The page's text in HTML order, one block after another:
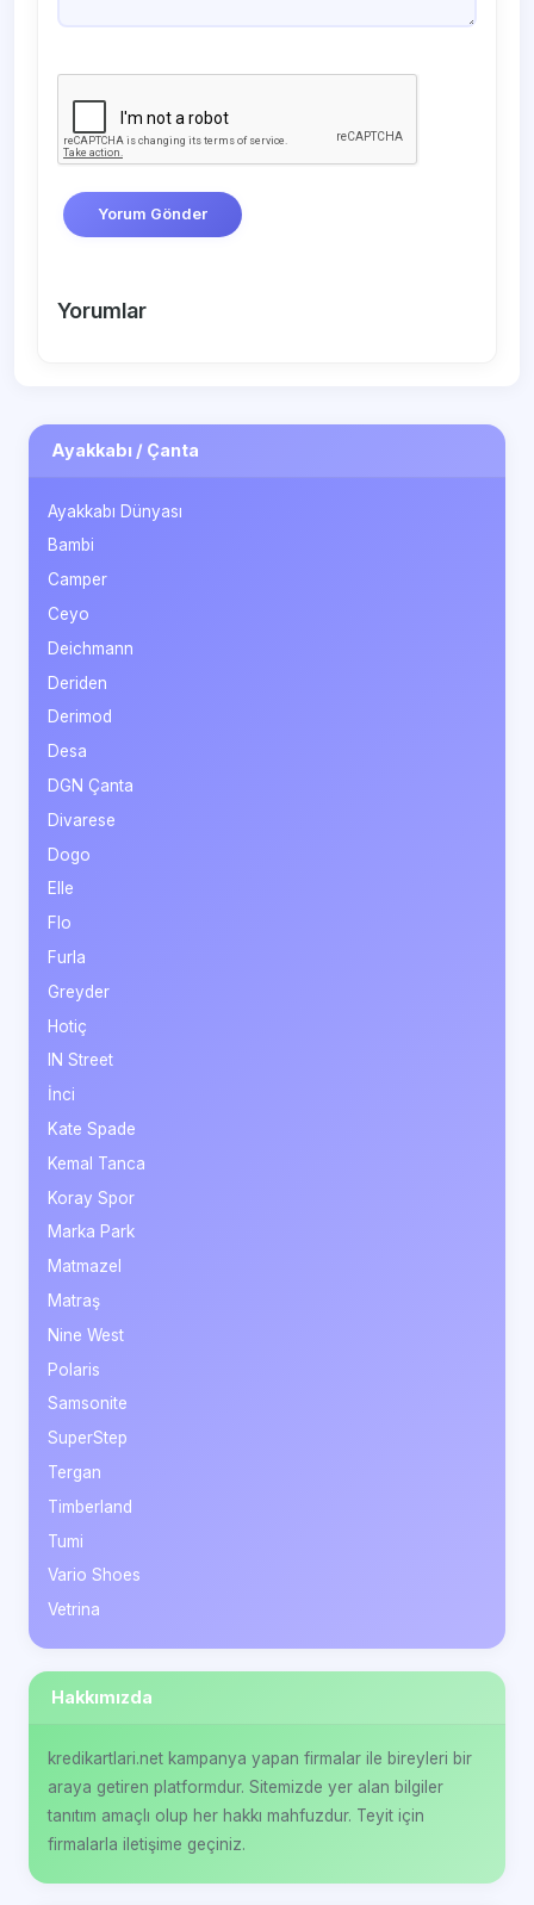
Yorum Gönder
Yorumlar
Ayakkabı / Çanta
Ayakkabı Dünyası
Bambi
Camper
Ceyo
Deichmann
Deriden
Derimod
Desa
DGN Çanta
Divarese
Dogo
Elle
Flo
Furla
Greyder
Hotiç
IN Street
İnci
Kate Spade
Kemal Tanca
Koray Spor
Marka Park
Matmazel
Matraş
Nine West
Polaris
Samsonite
SuperStep
Tergan
Timberland
Tumi
Vario Shoes
Vetrina
Hakkımızda
kredikartlari.net kampanya yapan firmalar ile bireyleri bir
araya getiren platformdur. Sitemizde yer alan bilgiler
tanıtım amaçlı olup her hakkı mahfuzdur. Teyit için
firmalarla iletişime geçiniz.